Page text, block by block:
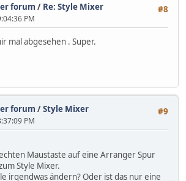
#8
forum / Re: Style Mixer
PM
mal abgesehen . Super.
#9
forum /Style Mixer
PM
Maustaste auf eine Arranger Spur
Style Mixer.
irgendwas ändern? Oder ist das nur eine